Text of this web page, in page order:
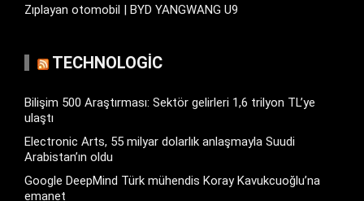
Zıplayan otomobil | BYD YANGWANG U9
TECHNOLOGIC
Bilişim 500 Araştırması: Sektör gelirleri 1,6 trilyon TL’ye
ulaştı
Electronic Arts, 55 milyar dolarlık anlaşmayla Suudi
Arabistan’ın oldu
Google DeepMind Türk mühendis Koray Kavukcuoğlu’na
emanet